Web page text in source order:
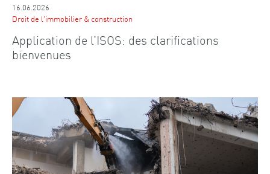
16.06.2026
Droit de l'immobilier & construction
Application de l’ISOS: des clarifications
bienvenues